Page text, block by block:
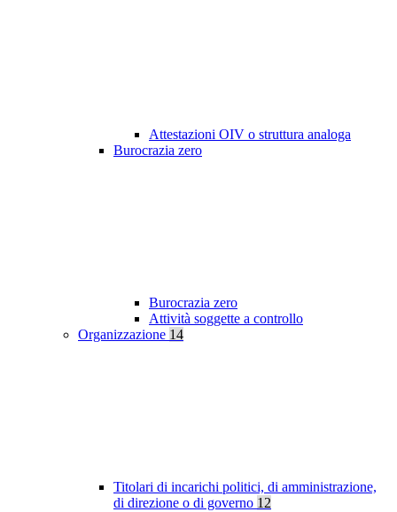
Attestazioni OIV o struttura analoga
Burocrazia zero
Burocrazia zero
Attività soggette a controllo
Organizzazione 14
Titolari di incarichi politici, di amministrazione,
di direzione o di governo 12